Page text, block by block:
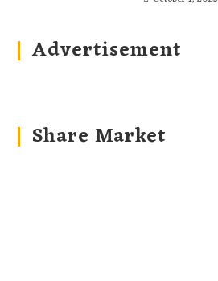
Advertisement
Share Market